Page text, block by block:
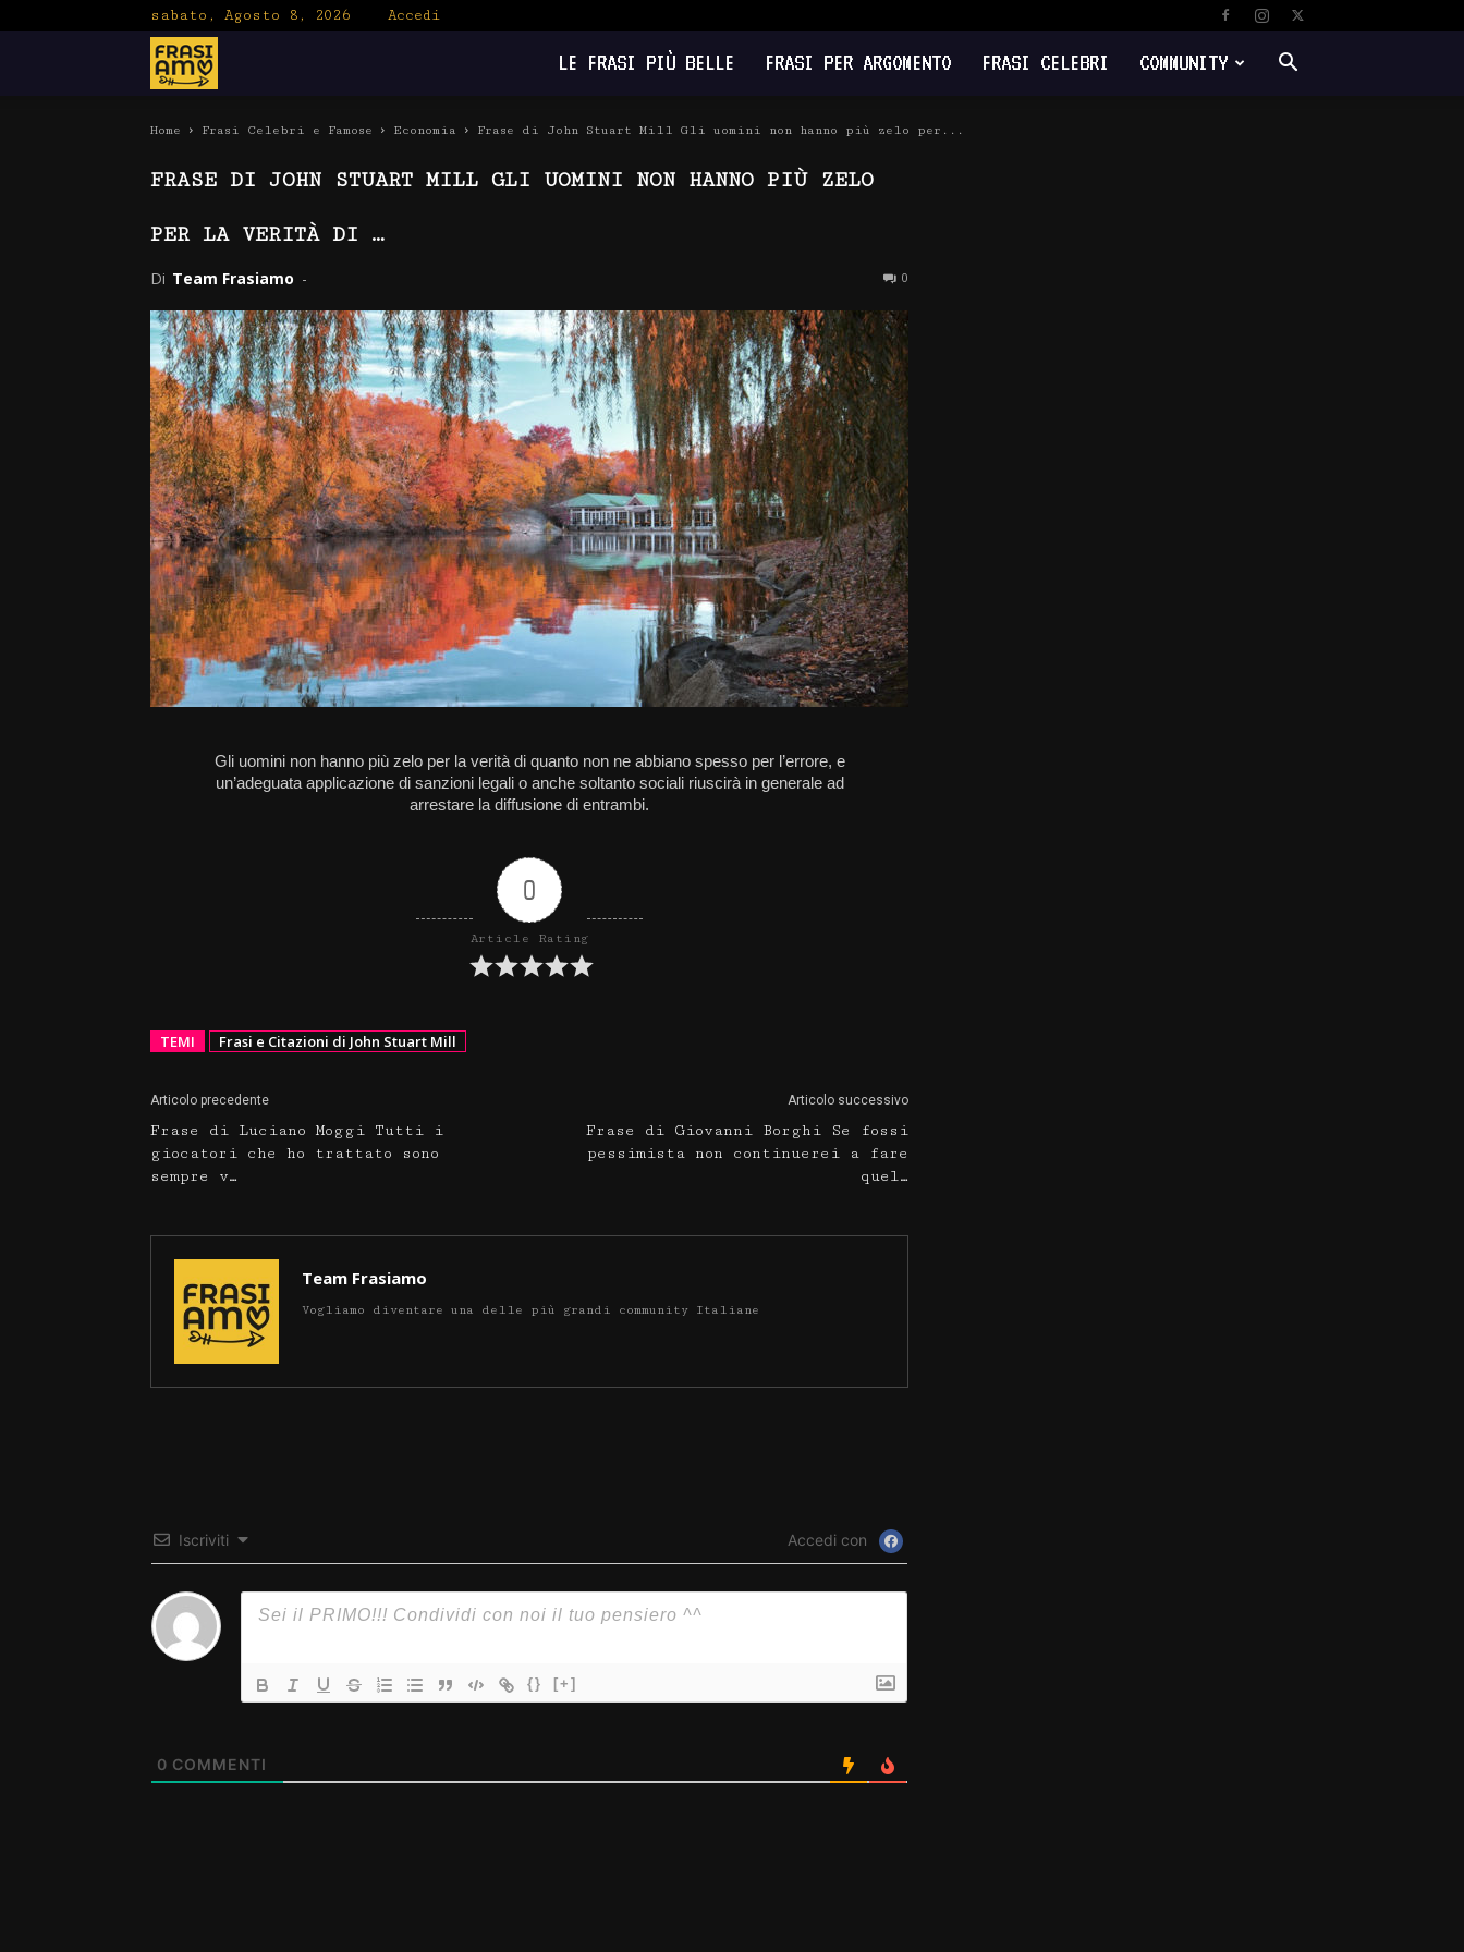
sabato, Agosto 8, 2026 Accedi
LE FRASI PIÙ BELLE FRASI PER ARGOMENTO FRASI CELEBRI COMMUNITY
Home Frasi Celebri e Famose Economia Frase di John Stuart Mill Gli uomini non hanno più zelo per...
FRASE DI JOHN STUART MILL GLI UOMINI NON HANNO PIÙ ZELO
PER LA VERITÀ DI …
Di Team Frasiamo - 0
Gli uomini non hanno più zelo per la verità di quanto non ne abbiano spesso per l’errore, e
un’adeguata applicazione di sanzioni legali o anche soltanto sociali riuscirà in generale ad
arrestare la diffusione di entrambi.
0
Article Rating
TEMI Frasi e Citazioni di John Stuart Mill
Articolo precedente
Frase di Luciano Moggi Tutti i
giocatori che ho trattato sono
sempre v…
Articolo successivo
Frase di Giovanni Borghi Se fossi
pessimista non continuerei a fare
quel…
Team Frasiamo
Vogliamo diventare una delle più grandi community Italiane
Iscriviti Accedi con
{} [+]
0 COMMENTI